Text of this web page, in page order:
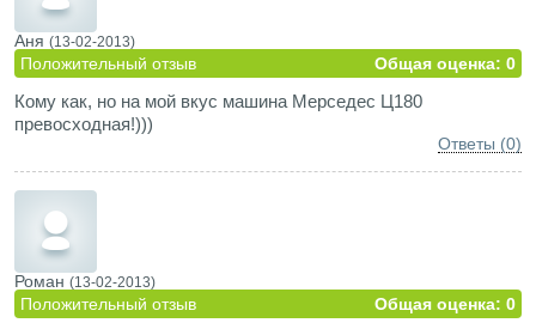
Аня (13-02-2013)
Положительный отзыв Общая оценка: 0
Кому как, но на мой вкус машина Мерседес Ц180
превосходная!)))
Ответы (0)
Роман (13-02-2013)
Положительный отзыв Общая оценка: 0